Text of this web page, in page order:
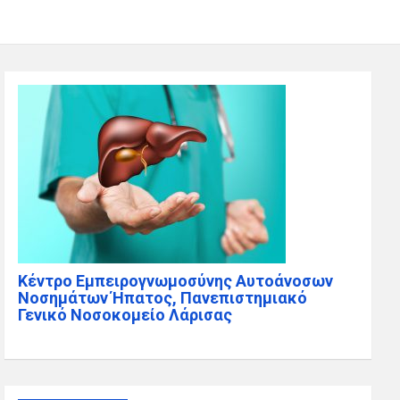
Κέντρο Εμπειρογνωμοσύνης Αυτοάνοσων
Νοσημάτων Ήπατος, Πανεπιστημιακό
Γενικό Νοσοκομείο Λάρισας